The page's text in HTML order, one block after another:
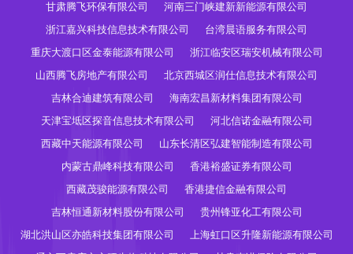
甘肃腾飞环保有限公司
河南三门峡建新新能源有限公司
浙江嘉兴科技信息技术有限公司
台湾晨语服务有限公司
重庆大渡口区金泰能源有限公司
浙江临安区瑞安机械有限公司
山西腾飞房地产有限公司
北京西城区润仕信息技术有限公司
吉林合迪建筑有限公司
海南宏昌新材料集团有限公司
天津宝坻区探音信息技术有限公司
河北信诺金融有限公司
西藏中天能源有限公司
山东长清区弘建智能制造有限公司
内蒙古鼎峰科技有限公司
香港裕盛证券有限公司
西藏茂骏能源有限公司
香港捷信金融有限公司
吉林恒通新材料股份有限公司
贵州锋亚化工有限公司
湖北洪山区亦皓科技集团有限公司
上海虹口区升隆新能源有限公司